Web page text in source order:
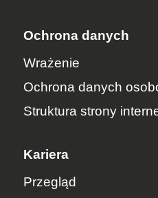
Ochrona danych
Wrażenie
Ochrona danych
Struktura strony
Kariera
Przegląd